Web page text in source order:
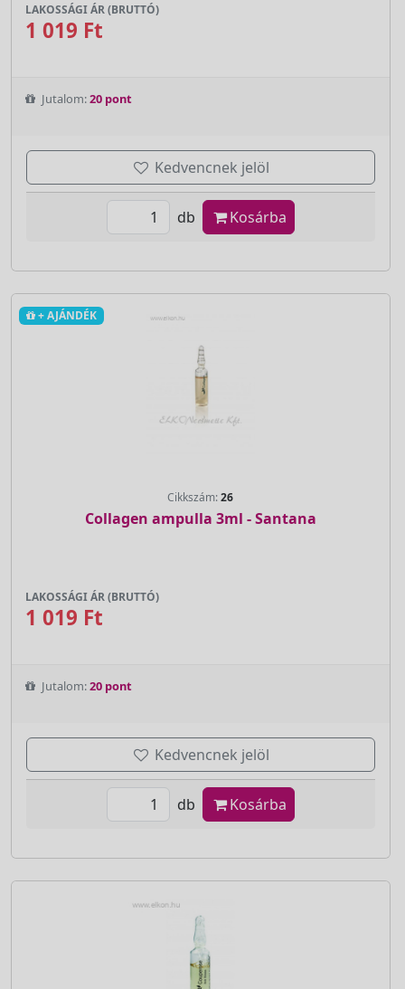
LAKOSSÁGI ÁR (BRUTTÓ)
1 019 Ft
Jutalom:20 pont
Kedvencnek jelöl
db Kosárba
+ AJÁNDÉK
Cikkszám:26
Collagen ampulla 3ml - Santana
LAKOSSÁGI ÁR (BRUTTÓ)
1 019 Ft
Jutalom:20 pont
Kedvencnek jelöl
db Kosárba